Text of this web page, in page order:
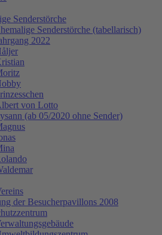
Senderstörche
Senderstörche (tabellarisch)
2022
von Lotto
(ab 05/2020 ohne Sender)
der Besucherpavillons 2008